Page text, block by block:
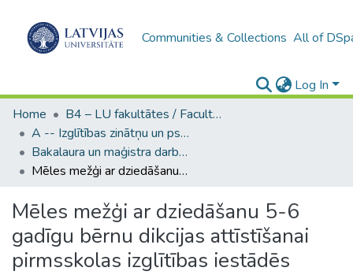
Communities & Collections All of
Log In
Home
B4 – LU fakultātes / Faculties of the UL
A -- Izglītības zinātņu un psiholoģijas fakultāte / Faculty of Education Sciences and Psychology
Bakalaura un maģistra darbi (PPMF) / Bachelor's and Master's theses
Mēles mežģi ar dziedāšanu 5-6 gadīgu bērnu dikcijas attīstīšanai pirmsskolas izglītības iestādēs
Mēles mežģi ar dziedāšanu 5-6
gadīgu bērnu dikcijas attīstīšanai
pirmsskolas izglītības iestādēs